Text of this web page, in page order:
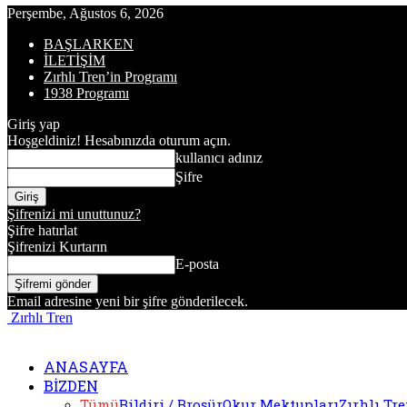
Perşembe, Ağustos 6, 2026
BAŞLARKEN
İLETİŞİM
Zırhlı Tren’in Programı
1938 Programı
Giriş yap
Hoşgeldiniz! Hesabınızda oturum açın.
kullanıcı adınız
Şifre
Şifrenizi mi unuttunuz?
Şifre hatırlat
Şifrenizi Kurtarın
E-posta
Email adresine yeni bir şifre gönderilecek.
Zırhlı Tren
ANASAYFA
BİZDEN